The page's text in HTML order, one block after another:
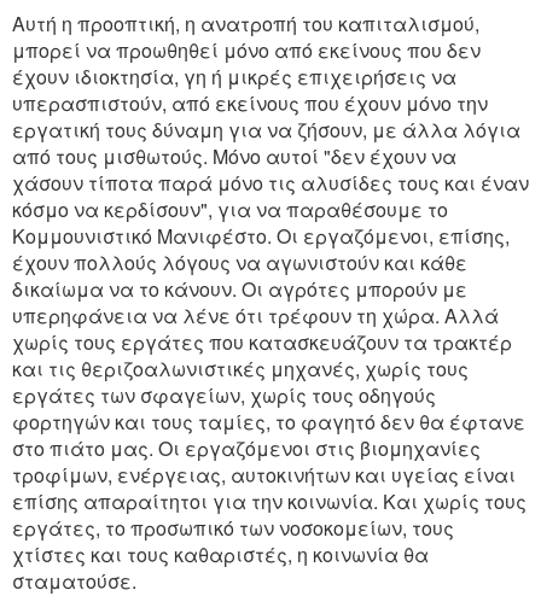
Αυτή η προοπτική, η ανατροπή του καπιταλισμού,
μπορεί να προωθηθεί μόνο από εκείνους που δεν
έχουν ιδιοκτησία, γη ή μικρές επιχειρήσεις να
υπερασπιστούν, από εκείνους που έχουν μόνο την
εργατική τους δύναμη για να ζήσουν, με άλλα λόγια
από τους μισθωτούς. Μόνο αυτοί "δεν έχουν να
χάσουν τίποτα παρά μόνο τις αλυσίδες τους και έναν
κόσμο να κερδίσουν", για να παραθέσουμε το
Κομμουνιστικό Μανιφέστο. Οι εργαζόμενοι, επίσης,
έχουν πολλούς λόγους να αγωνιστούν και κάθε
δικαίωμα να το κάνουν. Οι αγρότες μπορούν με
υπερηφάνεια να λένε ότι τρέφουν τη χώρα. Αλλά
χωρίς τους εργάτες που κατασκευάζουν τα τρακτέρ
και τις θεριζοαλωνιστικές μηχανές, χωρίς τους
εργάτες των σφαγείων, χωρίς τους οδηγούς
φορτηγών και τους ταμίες, το φαγητό δεν θα έφτανε
στο πιάτο μας. Οι εργαζόμενοι στις βιομηχανίες
τροφίμων, ενέργειας, αυτοκινήτων και υγείας είναι
επίσης απαραίτητοι για την κοινωνία. Και χωρίς τους
εργάτες, το προσωπικό των νοσοκομείων, τους
χτίστες και τους καθαριστές, η κοινωνία θα
σταματούσε.